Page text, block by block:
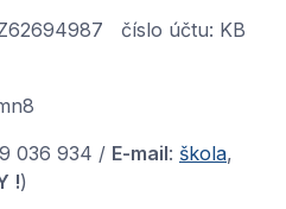
číslo účtu: KB
036 934 / E-mail: škola,
!)